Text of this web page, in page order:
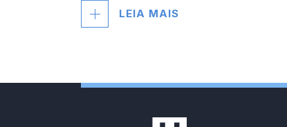
LEIA MAIS